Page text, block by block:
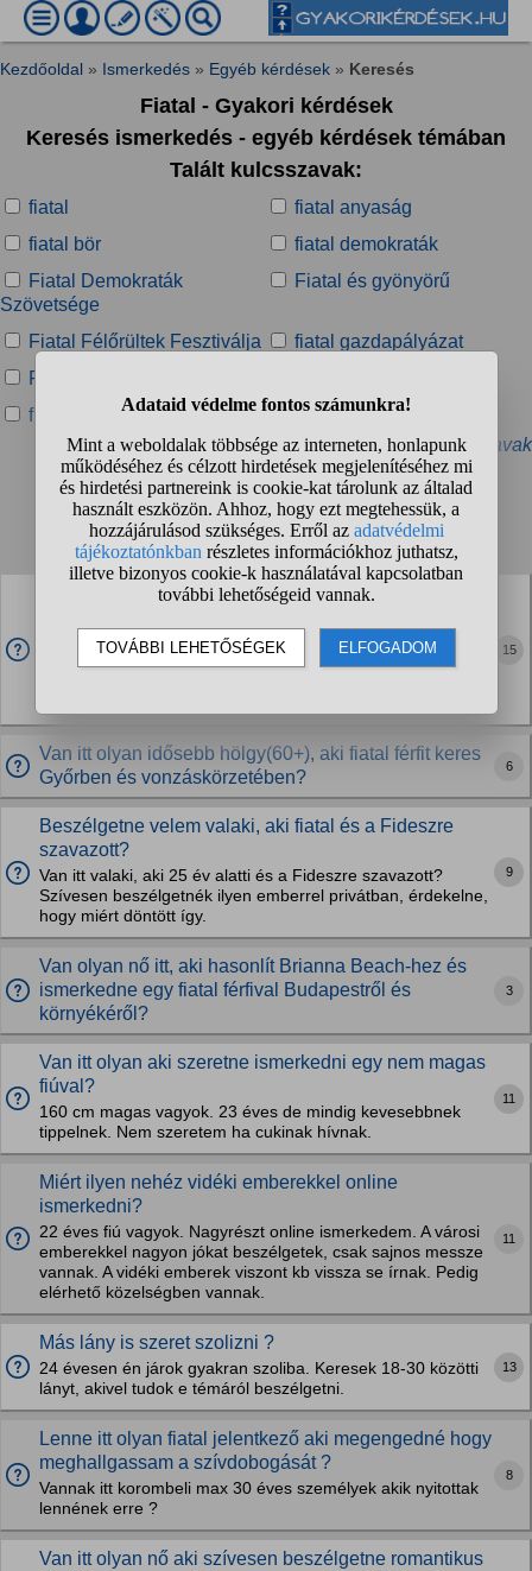
Kezdőoldal » Ismerkedés » Egyéb kérdések » Keresés
Fiatal - Gyakori kérdések
Keresés ismerkedés - egyéb kérdések témában
Talált kulcsszavak:
fiatal
fiatal anyaság
fiatal bör
fiatal demokraták
Fiatal Demokraták
Szövetsége
Fiatal és gyönyörű
Fiatal Félőrültek Fesztiválja
fiatal gazdapályázat
Fiatal Házasok Otthona
fiatal nő
fiatal pár
» További kapcsolódó kulcsszavak
Talált kérdések:
1 2 3 4 ... ❯ ❯❯
Ismerkednék fiatal független nőkkel. Kb. 22-42 éves
Egyedülálló, önellátó heteroszexuális vagyok, teljesen tiszta
erkölcsi bizonyítvánnyal. Légyszi ne irjanak, akik snapcsetet,
15
Van itt olyan idősebb hölgy(60+), aki fiatal férfit keres
Győrben és vonzáskörzetében?
6
Beszélgetne velem valaki, aki fiatal és a Fideszre
szavazott?
Van itt valaki, aki 25 év alatti és a Fideszre szavazott?
Szívesen beszélgetnék ilyen emberrel privátban, érdekelne,
hogy miért döntött így.
9
Van olyan nő itt, aki hasonlít Brianna Beach-hez és
ismerkedne egy fiatal férfival Budapestről és
környékéről?
3
Van itt olyan aki szeretne ismerkedni egy nem magas
fiúval?
160 cm magas vagyok. 23 éves de mindig kevesebbnek
tippelnek. Nem szeretem ha cukinak hívnak.
11
Miért ilyen nehéz vidéki emberekkel online
ismerkedni?
22 éves fiú vagyok. Nagyrészt online ismerkedem. A városi
emberekkel nagyon jókat beszélgetek, csak sajnos messze
vannak. A vidéki emberek viszont kb vissza se írnak. Pedig
elérhető közelségben vannak.
11
Más lány is szeret szolizni ?
24 évesen én járok gyakran szoliba. Keresek 18-30 közötti
lányt, akivel tudok e témáról beszélgetni.
13
Lenne itt olyan fiatal jelentkező aki megengedné hogy
meghallgassam a szívdobogását ?
Vannak itt korombeli max 30 éves személyek akik nyitottak
lennének erre ?
8
Van itt olyan nő aki szívesen beszélgetne romantikus